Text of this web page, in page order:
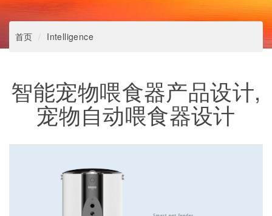
首页 Intelligence
智能宠物喂食器产品设计,
宠物自动喂食器设计